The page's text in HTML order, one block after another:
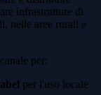
infrastrutture di
nelle aree rurali e
per:
per l'uso locale